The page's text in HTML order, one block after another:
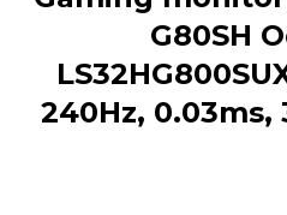
G80SH
240Hz, 0.03ms,